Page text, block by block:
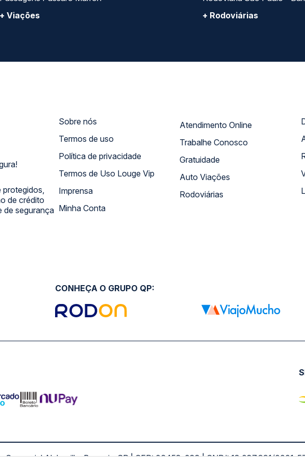
+ Viações
+ Rodoviárias
protegidos,
de crédito
de segurança
Sobre nós
Termos de uso
Política de privacidade
Termos de Uso Louge Vip
Imprensa
Minha Conta
Atendimento Online
Trabalhe Conosco
Gratuidade
Auto Viações
Rodoviárias
CONHEÇA O GRUPO QP: